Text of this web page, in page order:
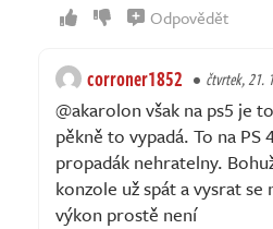
Odpovědět
corroner1852 čtvrtek, 21.
@akarolon však na ps5 je
pěkně to vypadá. To na
propadák nehratelny.
konzole už spát a vysrat
výkon prostě není